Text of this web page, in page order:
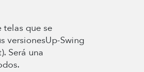
que se
versionesUp-Swing
Será una